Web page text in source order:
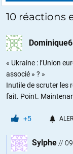
10 réactions
« Ukraine : l’Union
associé » ? »
Inutile de scruter les
fait. Point.
+5
Sylphe //